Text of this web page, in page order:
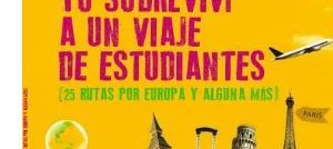
bordo de Starlink, la
constelación de satélites
más avanzada del mundo, desarrollada
por SpaceX. La incorporación de esta
tecnología forma parte del compromiso
de Iberia con la innovación […]